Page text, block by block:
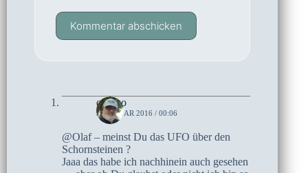
Kommentar abschicken
czoczo
9. JANUAR 2016 / 00:06
@Olaf – meinst Du das UFO über den
Schornsteinen ?
Jaaa das habe ich nachhinein auch gesehen